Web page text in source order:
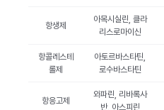
항생제
아목시실린, 클라
리스로마이신
항콜레스테
롤제
아토르바스타틴,
로수바스타틴
항응고제
와파린, 리바록사
반, 아스피린